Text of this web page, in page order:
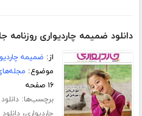
دانلود ضمیمه چاردیواری روزنامه
از: ضمیمه
موضوع:
۱۶ صفحه
برچسب‌ها:
چاردیواری،